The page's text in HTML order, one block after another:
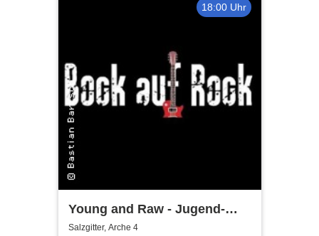
18:00 Uhr
Young and Raw - Jugend-
Konzert
Salzgitter, Arche 4